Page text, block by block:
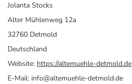
Jolanta Stocks
Alter Mühlenweg 12a
32760 Detmold
Deutschland
Website: https://altemuehle-detmold.de
E-Mail: info@altemuehle-detmold.de